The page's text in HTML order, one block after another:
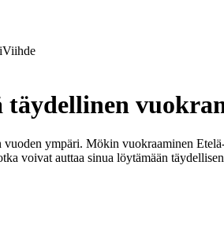
Viihde
täydellinen
ympäri. Mökin vuokraaminen
voivat auttaa sinua löytämään